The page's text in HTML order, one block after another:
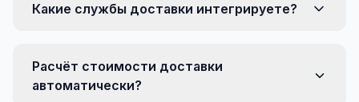
Какие службы доставки интегрируете?
Расчёт стоимости доставки
автоматически?